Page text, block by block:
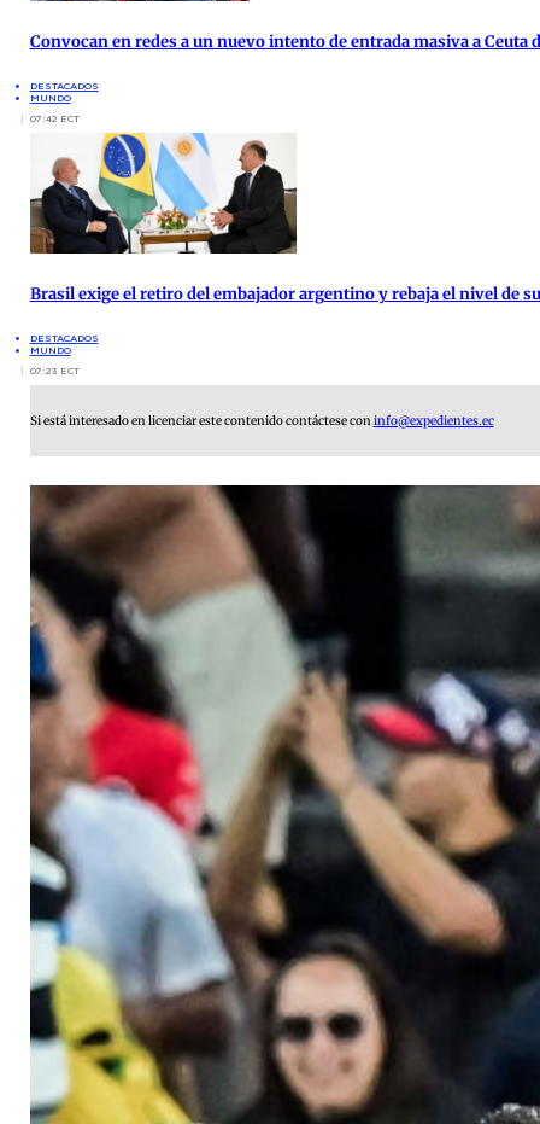
Convocan en redes a un nuevo intento de entrada masiva a Ceuta
DESTACADOS
MUNDO
07:42 ECT
Brasil exige el retiro del embajador argentino y rebaja el nivel de
DESTACADOS
MUNDO
07:23 ECT
Si está interesado en licenciar este contenido contáctese coninfo@expedientes.ec